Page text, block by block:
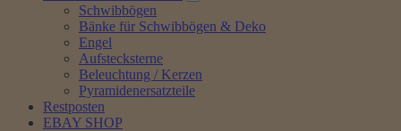
Schwibbögen
Bänke für Schwibbögen & Deko
Engel
Aufstecksterne
Beleuchtung / Kerzen
Pyramidenersatzteile
Restposten
EBAY SHOP